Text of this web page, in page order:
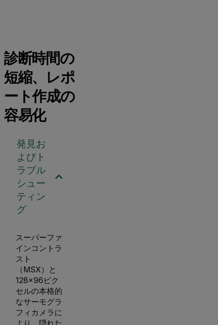
診断時間の
短縮、レポ
ート作成の
容易化
発見お
よびト
ラブル
シュー
ティン
グ
スーパーファ
インコントラ
スト
（MSX）と
128×96ピク
セルの本格的
なサーモグラ
フィカメラに